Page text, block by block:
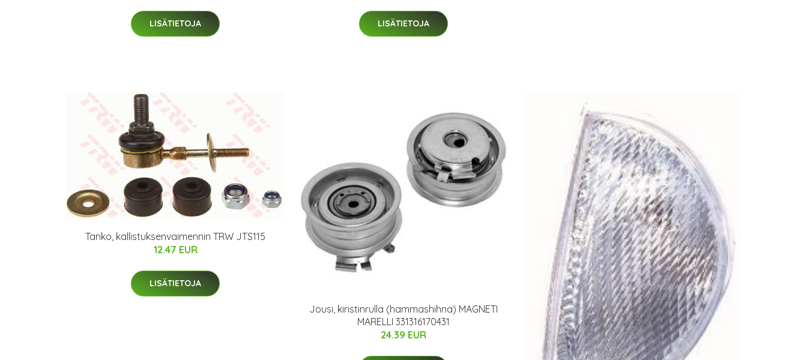
LISÄTIETOJA LISÄTIETOJA
Tanko, kallistuksenvaimennin TRW JTS115
12.47 EUR
LISÄTIETOJA
Jousi, kiristinrulla (hammashihna) MAGNETI
MARELLI 331316170431
24.39 EUR